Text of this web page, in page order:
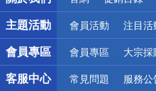
詐騙網頁！請
主題活動 會員活動 注目活
會員專區 會員專區 大宗採
客服中心 常見問題 服務公